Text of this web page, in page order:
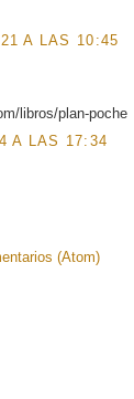
A LAS 10:45
libros/plan-poche
A LAS 17:34
(Atom)